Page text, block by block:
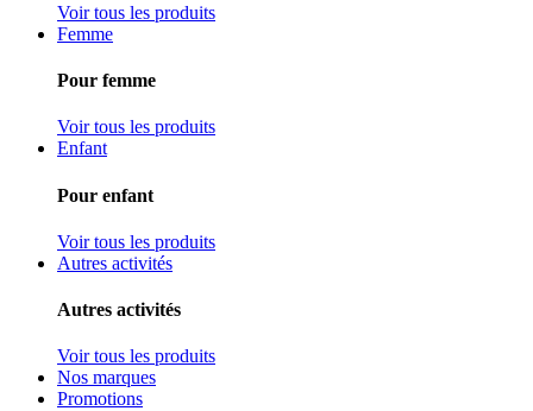
Voir tous les produits
Femme
Pour femme
Voir tous les produits
Enfant
Pour enfant
Voir tous les produits
Autres activités
Autres activités
Voir tous les produits
Nos marques
Promotions